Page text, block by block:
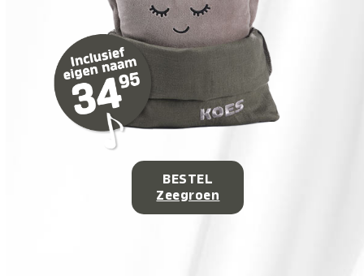
BESTEL
Zeegroen